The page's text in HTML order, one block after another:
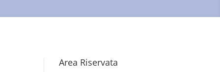
Area Riservata